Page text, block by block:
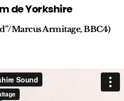
de Yorkshire
Marcus Armitage, BBC4)